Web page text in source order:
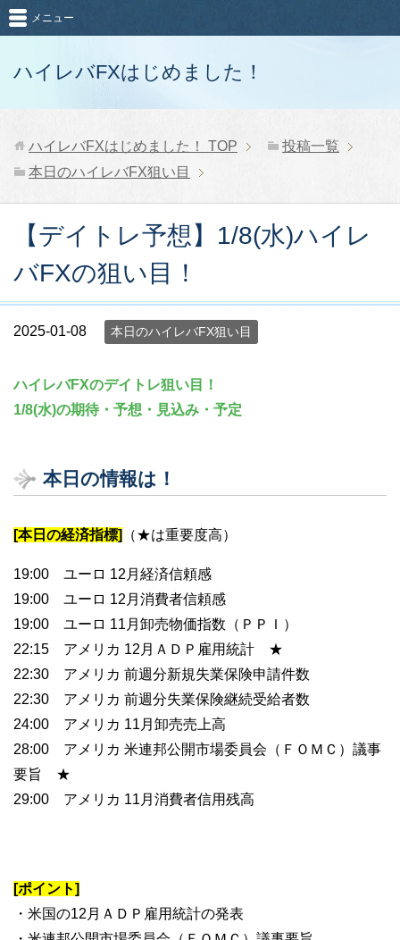
ハイレバFXはじめました！
メニュー
ハイレバFXはじめました！ TOP
投稿一覧
本日のハイレバFX狙い目
【デイトレ予想】1/8(水)ハイレ
バFXの狙い目！
2025-01-08 本日のハイレバFX狙い目
ハイレバFXのデイトレ狙い目！
1/8(水)の期待・予想・見込み・予定
本日の情報は！
[本日の経済指標] （★は重要度高）
19:00 ユーロ 12月経済信頼感
19:00 ユーロ 12月消費者信頼感
19:00 ユーロ 11月卸売物価指数（ＰＰＩ）
22:15 アメリカ 12月ＡＤＰ雇用統計 ★
22:30 アメリカ 前週分新規失業保険申請件数
22:30 アメリカ 前週分失業保険継続受給者数
24:00 アメリカ 11月卸売売上高
28:00 アメリカ 米連邦公開市場委員会（ＦＯＭＣ）議事
要旨 ★
29:00 アメリカ 11月消費者信用残高
[ポイント]
・米国の12月ＡＤＰ雇用統計の発表